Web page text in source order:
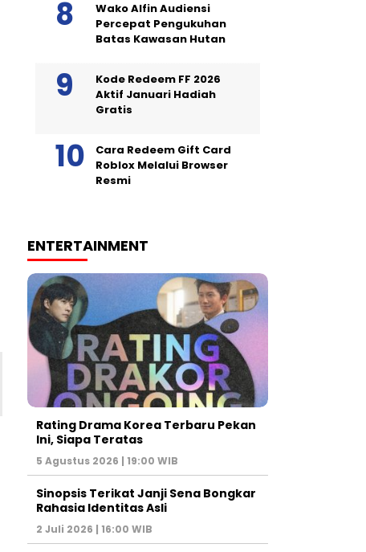
Wako Alfin Audiensi
Percepat Pengukuhan
Batas Kawasan Hutan
Kode Redeem FF 2026
Aktif Januari Hadiah
Gratis
Cara Redeem Gift Card
Roblox Melalui Browser
Resmi
ENTERTAINMENT
Rating Drama Korea Terbaru Pekan
Ini, Siapa Teratas
5 Agustus 2026 | 19:00 WIB
Sinopsis Terikat Janji Sena Bongkar
Rahasia Identitas Asli
2 Juli 2026 | 16:00 WIB